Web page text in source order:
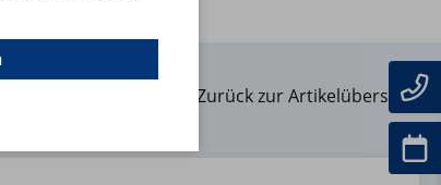
Zurück zur Artikelübersicht